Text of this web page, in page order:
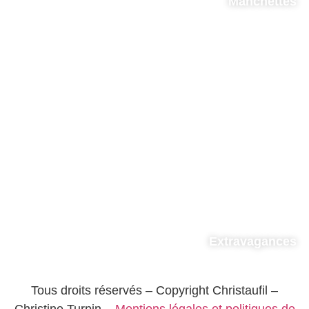
Extravagances
Tous droits réservés – Copyright Christaufil –